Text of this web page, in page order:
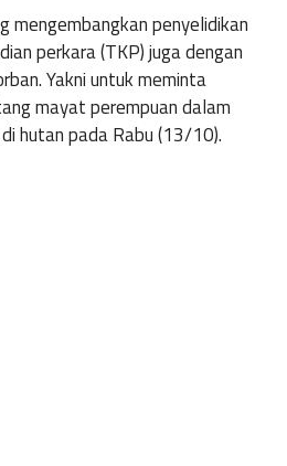
mengembangkan penyelidikan
perkara (TKP) juga dengan
Yakni untuk meminta
mayat perempuan dalam
hutan pada Rabu (13/10).